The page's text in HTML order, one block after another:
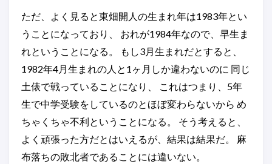
ただ、よく見ると東畑開人の生まれ年は1983年とい
うことになっており、 おれが1984年なので、早生ま
れということになる。 もし3月生まれだとすると、
1982年4月生まれの人と1ヶ月しか違わないのに 同じ
土俵で戦っていることになり、 これはつまり、5年
生で中学受験をしているのとほぼ変わらないから め
ちゃくちゃ不利ということになる。 そう考えると、
よく頑張った方だとはいえるが、結果は結果だ。 麻
布落ちの敗北者であることには違いない。